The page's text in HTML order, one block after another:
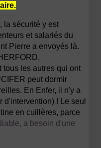
la sécurité y est
et salariés du
Pierre a envoyés là.
les autres qui ont
peut dormir
En Enfer, il n'y a
d'intervention) ! Le seul
en cuillères, parce
a besoin d'une